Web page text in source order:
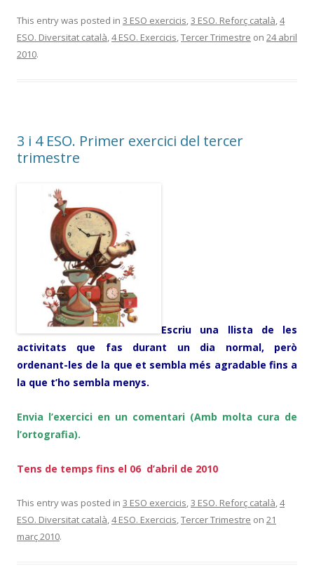
This entry was posted in 3 ESO exercicis,3 ESO. Reforç català,4
ESO. Diversitat català,4 ESO. Exercicis,Tercer Trimestre on 24 abril
2010.
3 i 4 ESO. Primer exercici del tercer
trimestre
Escriu una llista de les
activitats que fas durant un dia normal, però
ordenant-les de la que et sembla més agradable fins a
la que t’ho sembla menys.
Envia l’exercici en un comentari (Amb molta cura de
l’ortografia).
Tens de temps fins el 06 d’abril de 2010
This entry was posted in 3 ESO exercicis,3 ESO. Reforç català,4
ESO. Diversitat català,4 ESO. Exercicis,Tercer Trimestre on 21
març 2010.